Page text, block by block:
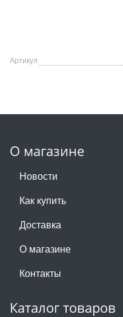
Артикул
О магазине
Новости
Как купить
Доставка
О магазине
Контакты
Каталог товаров